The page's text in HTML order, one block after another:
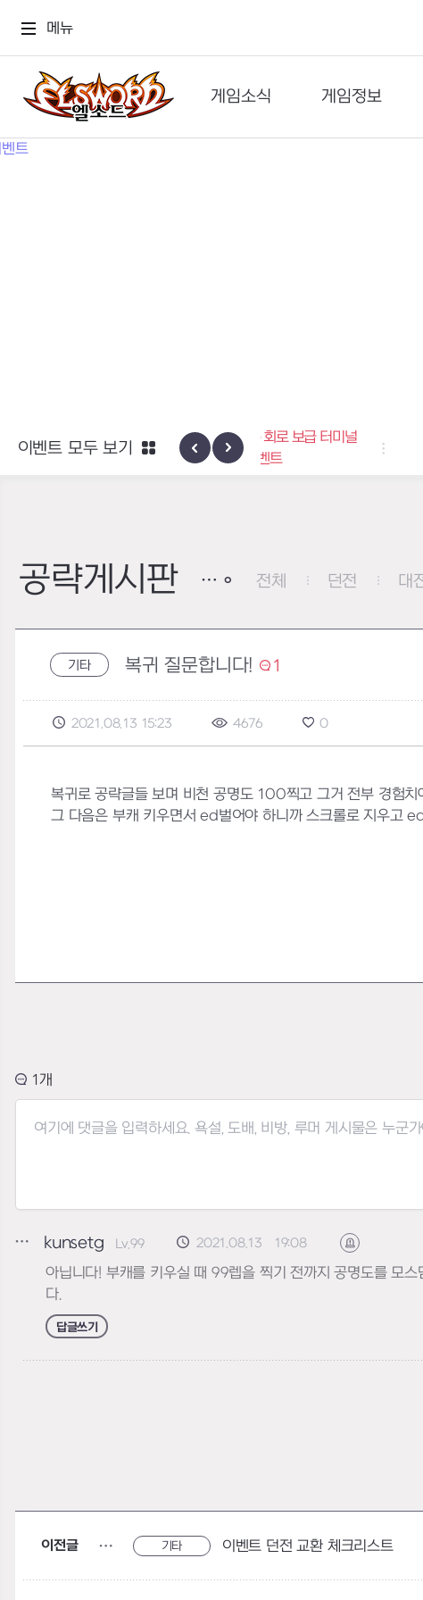
메뉴
게임소식
공지사항
게임정보
세계관
엑사스케일 증폭 회로 보급 터미널
이벤트
하이반의 엑사스
이벤트 모두 보기
공략게시판 전체 던전 대
기타 복귀 질문합니다! 1
2021.08.13 15:23 4676 0
복귀로 공략글들 보며 비천 공명도 100찍고 그거 전부 경험치
그 다음은 부캐 키우면서 ed벌어야 하니까 스크롤로 지우고
1
kunsetg Lv.99 2021.08.13 19:08 신고하기
아닙니다! 부캐를 키우실 때 99렙을 찍기 전까지 공명도를 모
다.
답글쓰기
이전글 기타 이벤트 던전 교환 체크리스트